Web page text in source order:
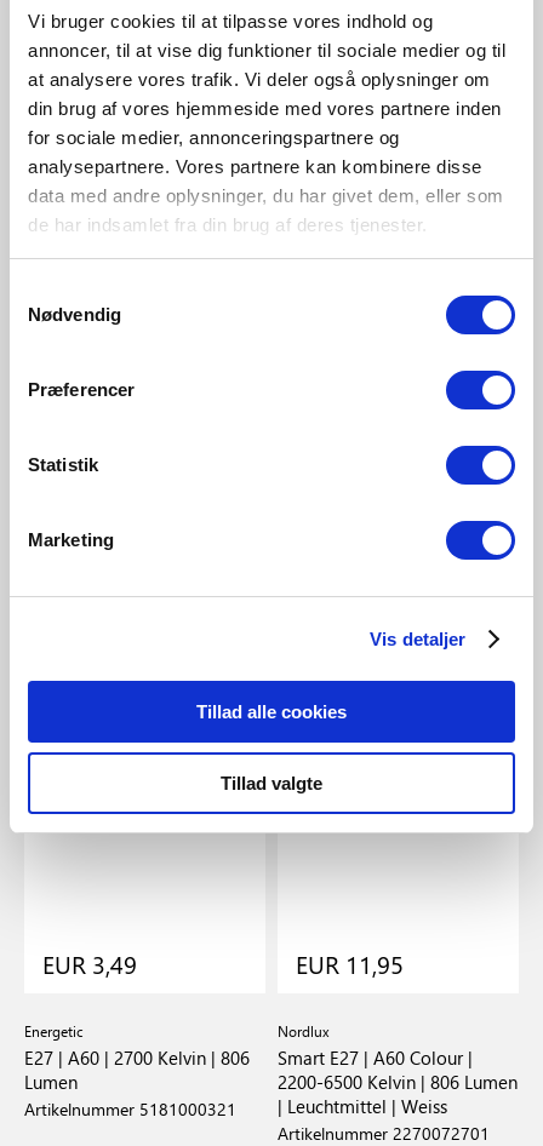
Vi bruger cookies til at tilpasse vores indhold og
annoncer, til at vise dig funktioner til sociale medier og til
at analysere vores trafik. Vi deler også oplysninger om
din brug af vores hjemmeside med vores partnere inden
for sociale medier, annonceringspartnere og
analysepartnere. Vores partnere kan kombinere disse
data med andre oplysninger, du har givet dem, eller som
de har indsamlet fra din brug af deres tjenester.
Nødvendig
Præferencer
Statistik
Marketing
Vis detaljer
Tillad alle cookies
Tillad valgte
Entworden von Says Who
Says Who ist ein dänisches Designstudio, gegründet von
Kasper Meldgaard und Nikolaj Duve. Verwurzelt in
skandinavischen Designtraditionen wird ihre Arbeit von
der Liebe zum Handwerk, zur Einfachheit und zur
Sinnhaftigkeit geleitet. Da sie inmitten von Möbeln und
einer Kultur aufgewachsen sind, die Form und Funktion
Weg.
Die Designer und Designerinnen entdecken
EUR 3,49
Energetic
E27 | A60 | 2700 Kelvin | 806
Lumen
Artikelnummer 5181000321
EUR 11,95
Nordlux
Smart E27 | A60 Colour |
2200-6500 Kelvin | 806 Lumen
| Leuchtmittel | Weiss
Artikelnummer 2270072701